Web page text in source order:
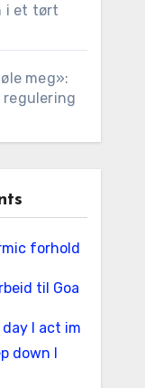
i et tørt
meg»:
regulering
forhold
til Goa
day I act im
down I